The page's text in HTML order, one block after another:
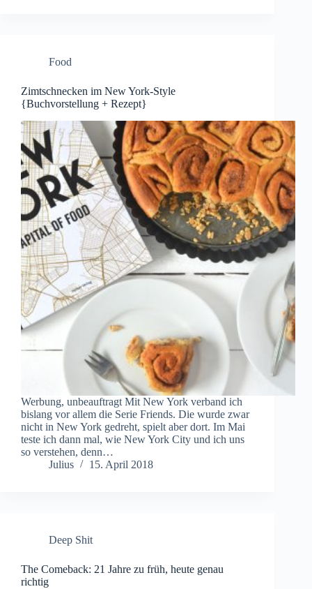
Food
Zimtschnecken im New York-Style
{Buchvorstellung + Rezept}
Werbung, unbeauftragt Mit New York verband ich
bislang vor allem die Serie Friends. Die wurde zwar
nicht in New York gedreht, spielt aber dort. Im Mai
teste ich dann mal, wie New York City und ich uns
so verstehen, denn…
Julius
15. April 2018
Deep Shit
The Comeback: 21 Jahre zu früh, heute genau
richtig